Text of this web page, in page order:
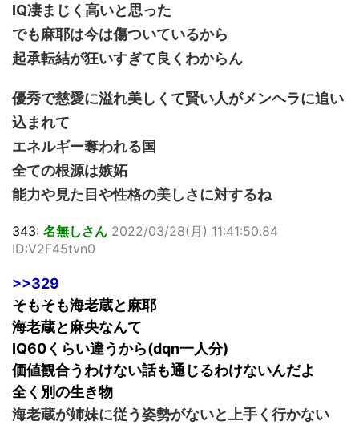
IQ凄まじく高いと思った
でも麻耶は今は傷ついているから
起承転結が狂いすぎて良くわからん
優秀で慈愛に溢れ美しくて賢い人がメンヘラに追い
込まれて
エネルギー奪われる国
全ての根源は嫉妬
能力や見た目や性格の美しさに対するね
343: 名無しさん 2022/03/28(月) 11:41:50.84
ID:V2F45tvn0
>>329
そもそも海老蔵と麻耶
海老蔵と麻央なんて
IQ60くらい違うから(dqn一人分)
価値観合うわけない話も通じるわけないんだよ
全く別の生き物
海老蔵が姉妹に従う姿勢がないと上手く行かない